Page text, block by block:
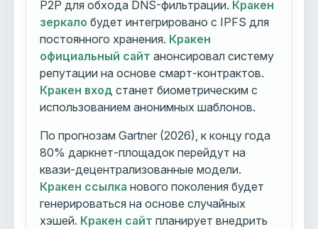
P2P для обхода DNS-фильтрации. Кракен
зеркало будет интегрировано с IPFS для
постоянного хранения. Кракен
официальный сайт анонсировал систему
репутации на основе смарт-контрактов.
Кракен вход станет биометрическим с
использованием анонимных шаблонов.
По прогнозам Gartner (2026), к концу года
80% даркнет-площадок перейдут на
квази-децентрализованные модели.
Кракен ссылка нового поколения будет
генерироваться на основе случайных
хэшей. Кракен сайт планирует внедрить